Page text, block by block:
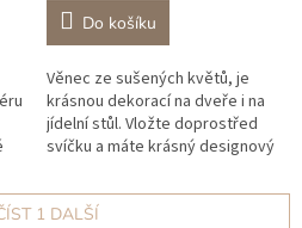
Do košíku
Věnec ze sušených květů, je
krásnou dekorací na dveře i na
jídelní stůl. Vložte doprostřed
svíčku a máte krásný designový
sušiny v jemných...
1 DALŠÍ